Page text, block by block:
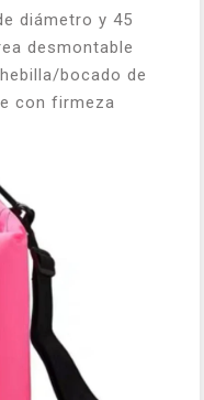
diámetro y 45
desmontable
bocado de
con firmeza